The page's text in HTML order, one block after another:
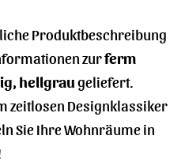
Produktbeschreibung
zurferm
hellgraugeliefert.
zeitlosen Designklassiker
Sie Ihre Wohnräume in